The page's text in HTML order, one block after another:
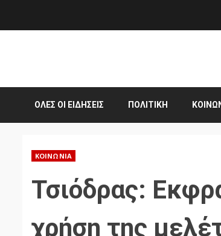
ΌΛΕΣ ΟΙ ΕΙΔΉΣΕΙΣ ΠΟΛΙΤΙΚΉ
ΚΟΙΝΩΝΊΑ
Τσιόδρας:
χρήση της